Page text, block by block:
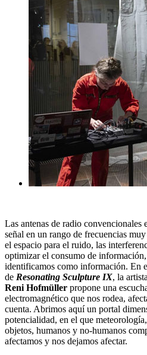
Las antenas de radio convencionales
señal en un rango de frecuencias
el espacio para el ruido, las
optimizar el consumo de
identificamos como información. En
de Resonating Sculpture IX, la
Reni Hofmüller propone una
electromagnético que nos rodea,
cuenta. Abrimos aquí un portal
potencialidad, en el que
objetos, humanos y no-humanos
afectamos y nos dejamos afectar.